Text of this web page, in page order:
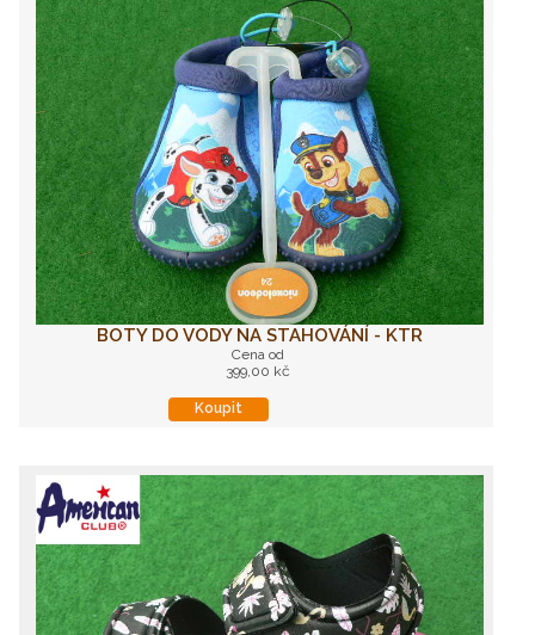
BOTY DO VODY NA STAHOVÁNÍ - KTR
Cena od
399,00 kč
Koupit